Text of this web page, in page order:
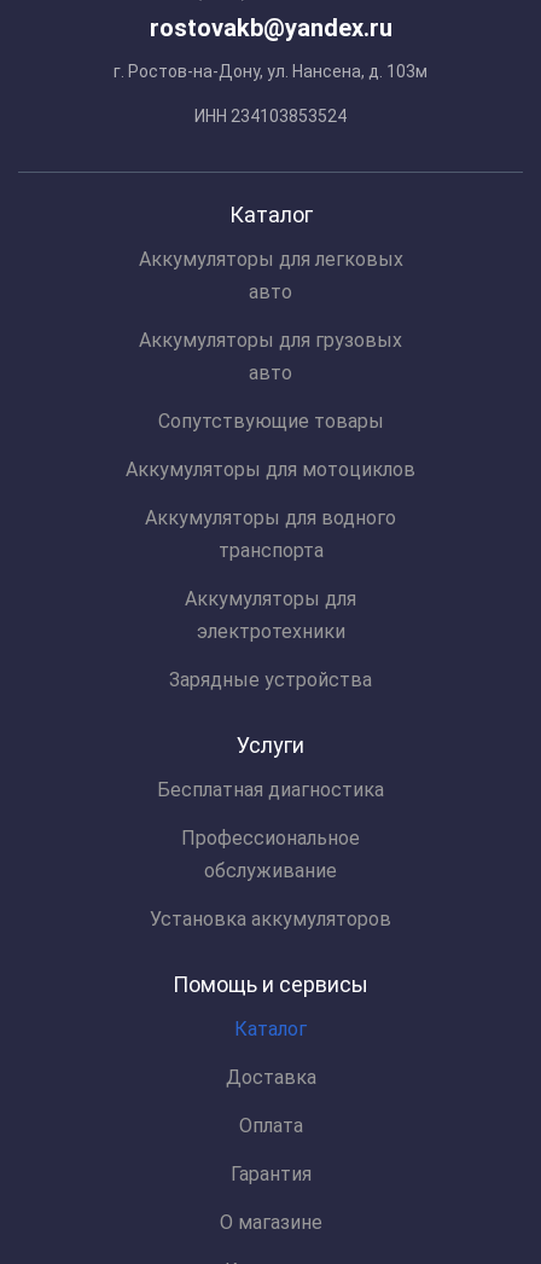
rostovakb@yandex.ru
г. Ростов-на-Дону, ул. Нансена, д. 103м
ИНН 234103853524
Каталог
Аккумуляторы для легковых
авто
Аккумуляторы для грузовых
авто
Сопутствующие товары
Аккумуляторы для мотоциклов
Аккумуляторы для водного
транспорта
Аккумуляторы для
электротехники
Зарядные устройства
Услуги
Бесплатная диагностика
Профессиональное
обслуживание
Установка аккумуляторов
Помощь и сервисы
Каталог
Доставка
Оплата
Гарантия
О магазине